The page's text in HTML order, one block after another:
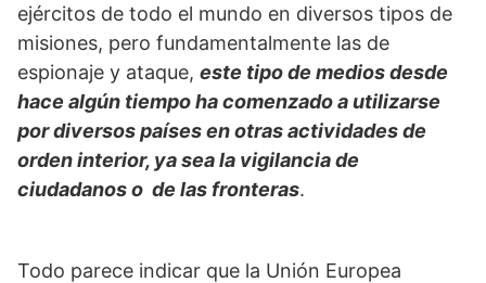
ejércitos de todo el mundo en diversos tipos de
misiones, pero fundamentalmente las de
espionaje y ataque, este tipo de medios desde
hace algún tiempo ha comenzado a utilizarse
por diversos países en otras actividades de
orden interior, ya sea la vigilancia de
ciudadanos o de las fronteras.
Todo parece indicar que la Unión Europea